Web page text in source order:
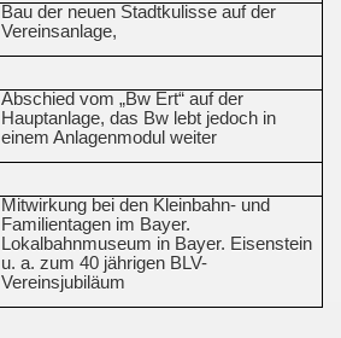
Bau der neuen Stadtkulisse auf der
Vereinsanlage,
Abschied vom „Bw Ert“ auf der
Hauptanlage, das Bw lebt jedoch in
einem Anlagenmodul weiter
Mitwirkung bei den Kleinbahn- und
Familientagen im Bayer.
Lokalbahnmuseum in Bayer. Eisenstein
u. a. zum 40 jährigen BLV-
Vereinsjubiläum